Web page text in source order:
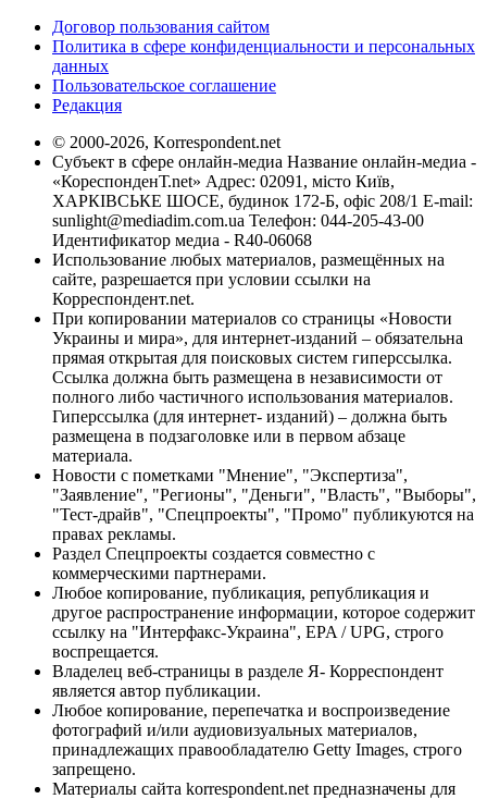
Договор пользования сайтом
Политика в сфере конфиденциальности и персональных
данных
Пользовательское соглашение
Редакция
© 2000-2026, Korrespondent.net
Субъект в сфере онлайн-медиа Название онлайн-медиа -
«КореспонденТ.net» Адрес: 02091, місто Київ,
ХАРКІВСЬКЕ ШОСЕ, будинок 172-Б, офіс 208/1 E-mail:
sunlight@mediadim.com.ua Телефон: 044-205-43-00
Идентификатор медиа - R40-06068
Использование любых материалов, размещённых на
сайте, разрешается при условии ссылки на
Корреспондент.net.
При копировании материалов со страницы «Новости
Украины и мира», для интернет-изданий – обязательна
прямая открытая для поисковых систем гиперссылка.
Ссылка должна быть размещена в независимости от
полного либо частичного использования материалов.
Гиперссылка (для интернет- изданий) – должна быть
размещена в подзаголовке или в первом абзаце
материала.
Новости с пометками "Мнение", "Экспертиза",
"Заявление", "Регионы", "Деньги", "Власть", "Выборы",
"Тест-драйв", "Спецпроекты", "Промо" публикуются на
правах рекламы.
Раздел Спецпроекты создается совместно с
коммерческими партнерами.
Любое копирование, публикация, републикация и
другое распространение информации, которое содержит
ссылку на "Интерфакс-Украина", EPA / UPG, строго
воспрещается.
Владелец веб-страницы в разделе Я- Корреспондент
является автор публикации.
Любое копирование, перепечатка и воспроизведение
фотографий и/или аудиовизуальных материалов,
принадлежащих правообладателю Getty Images, строго
запрещено.
Материалы сайта korrespondent.net предназначены для